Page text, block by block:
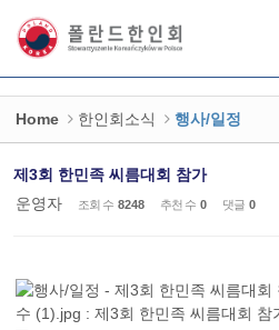
Home 한인회소식 행사/일정
제3회 한민족 씨름대회 참가
운영자
조회 수 8248 추천 수 0 댓글 0